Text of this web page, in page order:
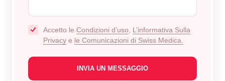
Accetto le Condizioni d’uso
L’informativa Sulla
Privacy e le Comunicazioni di Swiss Medica.